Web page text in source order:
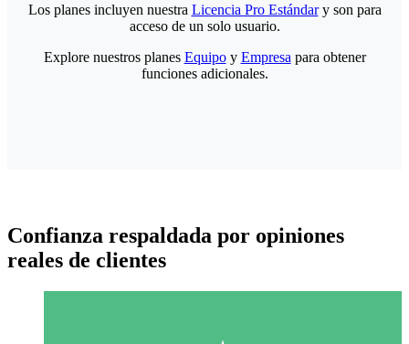
Los planes incluyen nuestra Licencia Pro Estándary son para
acceso de un solo usuario.
Explore nuestros planes Equipoy Empresa para obtener
funciones adicionales.
Confianza respaldada por opiniones
reales de clientes